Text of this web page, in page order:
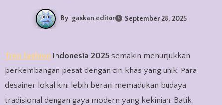
By gaskan editor September 28, 2025
Tren fashion Indonesia 2025 semakin menunjukkan
perkembangan pesat dengan ciri khas yang unik. Para
desainer lokal kini lebih berani memadukan budaya
tradisional dengan gaya modern yang kekinian. Batik,